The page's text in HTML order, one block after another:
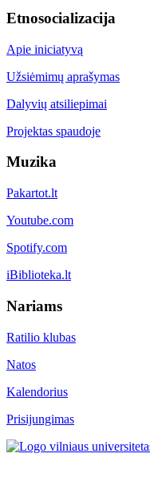
Etnosocializacija
Apie iniciatyvą
Užsiėmimų aprašymas
Dalyvių atsiliepimai
Projektas spaudoje
Muzika
Pakartot.lt
Youtube.com
Spotify.com
iBiblioteka.lt
Nariams
Ratilio klubas
Natos
Kalendorius
Prisijungimas